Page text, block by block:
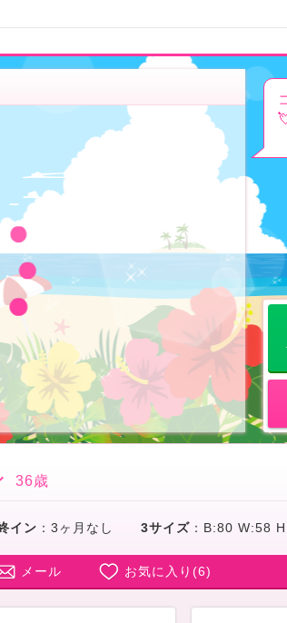
36歳
イン ： 3ヶ月なし 3サイズ： B:80 W:58
メール お気に入り(6)